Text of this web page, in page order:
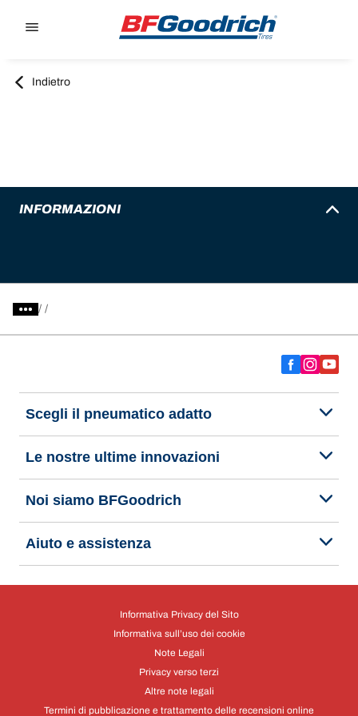
Indietro
INFORMAZIONI
/
Scegli il pneumatico adatto
Le nostre ultime innovazioni
Noi siamo BFGoodrich
Aiuto e assistenza
Informativa Privacy del Sito
Informativa sull’uso dei cookie
Note Legali
Privacy verso terzi
Altre note legali
Termini di pubblicazione e trattamento delle recensioni online